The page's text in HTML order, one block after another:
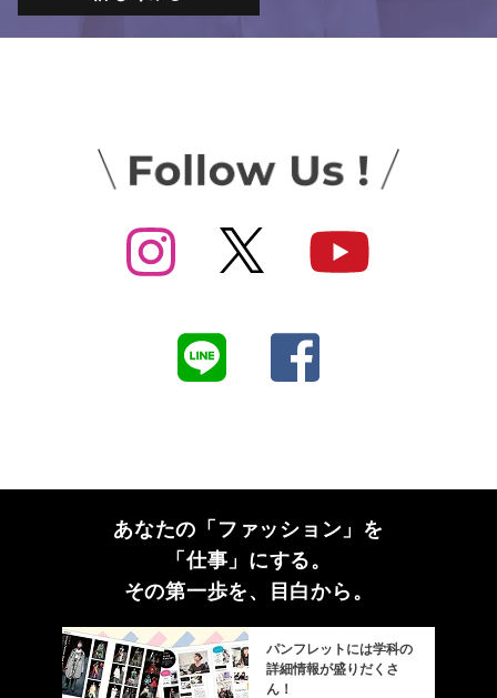
あなたの「ファッション」を
「仕事」にする。
その第一歩を、目白から。
パンフレットには学科の
詳細情報が盛りだくさ
ん！